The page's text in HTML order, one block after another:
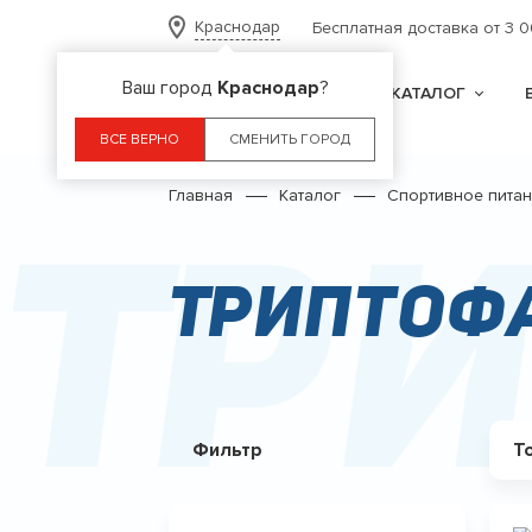
Краснодар
Ваш город Краснодар?
ВСЕ ВЕРНО СМЕНИТЬ ГОРОД
Бесплатная доставка от 3
КАТАЛОГ
Главная Каталог Спортивное
Фильтр